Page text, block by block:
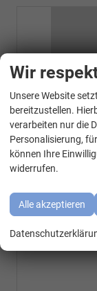
Wir
Unsere Website
bereitzustellen.
verarbeiten nur die
Personalisierung,
können Ihre
widerrufen.
Alle akzeptieren